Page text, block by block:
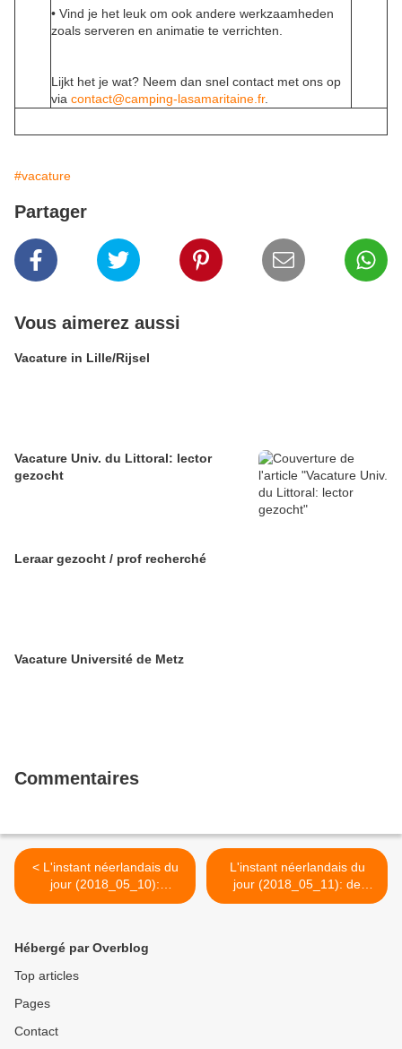
• Vind je het leuk om ook andere werkzaamheden
zoals serveren en animatie te verrichten.
Lijkt het je wat? Neem dan snel contact met ons op
via contact@camping-lasamaritaine. fr.
#vacature
Partager
Vous aimerez aussi
Vacature in Lille/Rijsel
Vacature Univ. du Littoral: lector
gezocht
Leraar gezocht / prof recherché
Vacature Université de Metz
Commentaires
< L'instant néerlandais du
jour (2018_05_10):
Hemelvaartsdag
L'instant néerlandais du
jour (2018_05_11): de
IJsheiligen >
Hébergé par Overblog
Top articles
Pages
Contact